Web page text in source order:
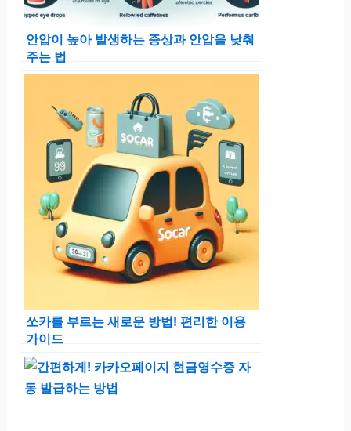
안압이 높아 발생하는 증상과 안압을 낮춰
주는 법
쏘카를 부르는 새로운 방법! 편리한 이용
가이드